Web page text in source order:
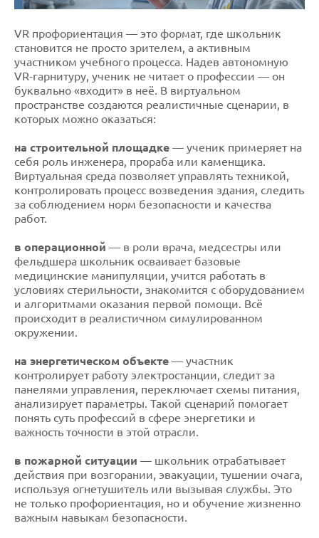
VR профориентация — это формат, где школьник
становится не просто зрителем, а активным
участником учебного процесса. Надев автономную
VR-гарнитуру, ученик не читает о профессии — он
буквально «входит» в неё. В виртуальном
пространстве создаются реалистичные сценарии, в
которых можно оказаться:
на строительной площадке — ученик примеряет на
себя роль инженера, прораба или каменщика.
Виртуальная среда позволяет управлять техникой,
контролировать процесс возведения здания, следить
за соблюдением норм безопасности и качества
работ.
в операционной — в роли врача, медсестры или
фельдшера школьник осваивает базовые
медицинские манипуляции, учится работать в
условиях стерильности, знакомится с оборудованием
и алгоритмами оказания первой помощи. Всё
происходит в реалистичном симулированном
окружении.
на энергетическом объекте — участник
контролирует работу электростанции, следит за
панелями управления, переключает схемы питания,
анализирует параметры. Такой сценарий помогает
понять суть профессий в сфере энергетики и
важность точности в этой отрасли.
в пожарной ситуации — школьник отрабатывает
действия при возгорании, эвакуации, тушении очага,
используя огнетушитель или вызывая службы. Это
не только профориентация, но и обучение жизненно
важным навыкам безопасности.